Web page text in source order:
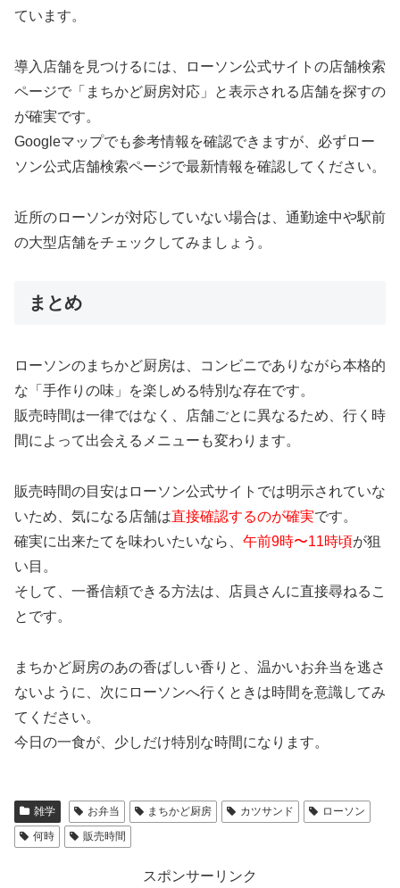
ています。
導入店舗を見つけるには、ローソン公式サイトの店舗検索
ページで「まちかど厨房対応」と表示される店舗を探すの
が確実です。
Googleマップでも参考情報を確認できますが、必ずロー
ソン公式店舗検索ページで最新情報を確認してください。
近所のローソンが対応していない場合は、通勤途中や駅前
の大型店舗をチェックしてみましょう。
まとめ
ローソンのまちかど厨房は、コンビニでありながら本格的
な「手作りの味」を楽しめる特別な存在です。
販売時間は一律ではなく、店舗ごとに異なるため、行く時
間によって出会えるメニューも変わります。
販売時間の目安はローソン公式サイトでは明示されていな
いため、気になる店舗は直接確認するのが確実です。
確実に出来たてを味わいたいなら、 午前9時〜11時頃が狙
い目。
そして、一番信頼できる方法は、店員さんに直接尋ねるこ
とです。
まちかど厨房のあの香ばしい香りと、温かいお弁当を逃さ
ないように、次にローソンへ行くときは時間を意識してみ
てください。
今日の一食が、少しだけ特別な時間になります。
雑学 お弁当 まちかど厨房 カツサンド
ローソン
何時
販売時間
スポンサーリンク